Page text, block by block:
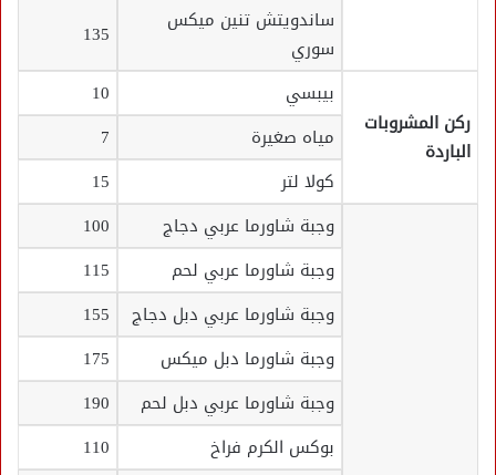
ساندويتش تنين ميكس
سوري
135
ركن المشروبات
الباردة
بيبسي
10
مياه صغيرة
7
كولا لتر
15
وجبة شاورما عربي دجاج
100
وجبة شاورما عربي لحم
115
وجبة شاورما عربي دبل دجاج
155
وجبة شاورما دبل ميكس
175
وجبة شاورما عربي دبل لحم
190
بوكس الكرم فراخ
110